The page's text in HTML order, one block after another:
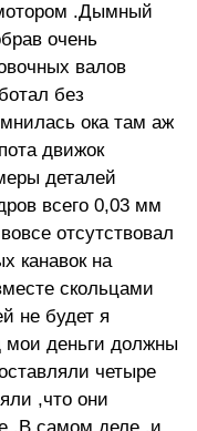
.Дымный
очень
валов
без
ока там аж
движок
деталей
всего 0,03 мм
отсутствовал
канавок на
скольцами
не будет я
мои деньги должны
четыре
,что они